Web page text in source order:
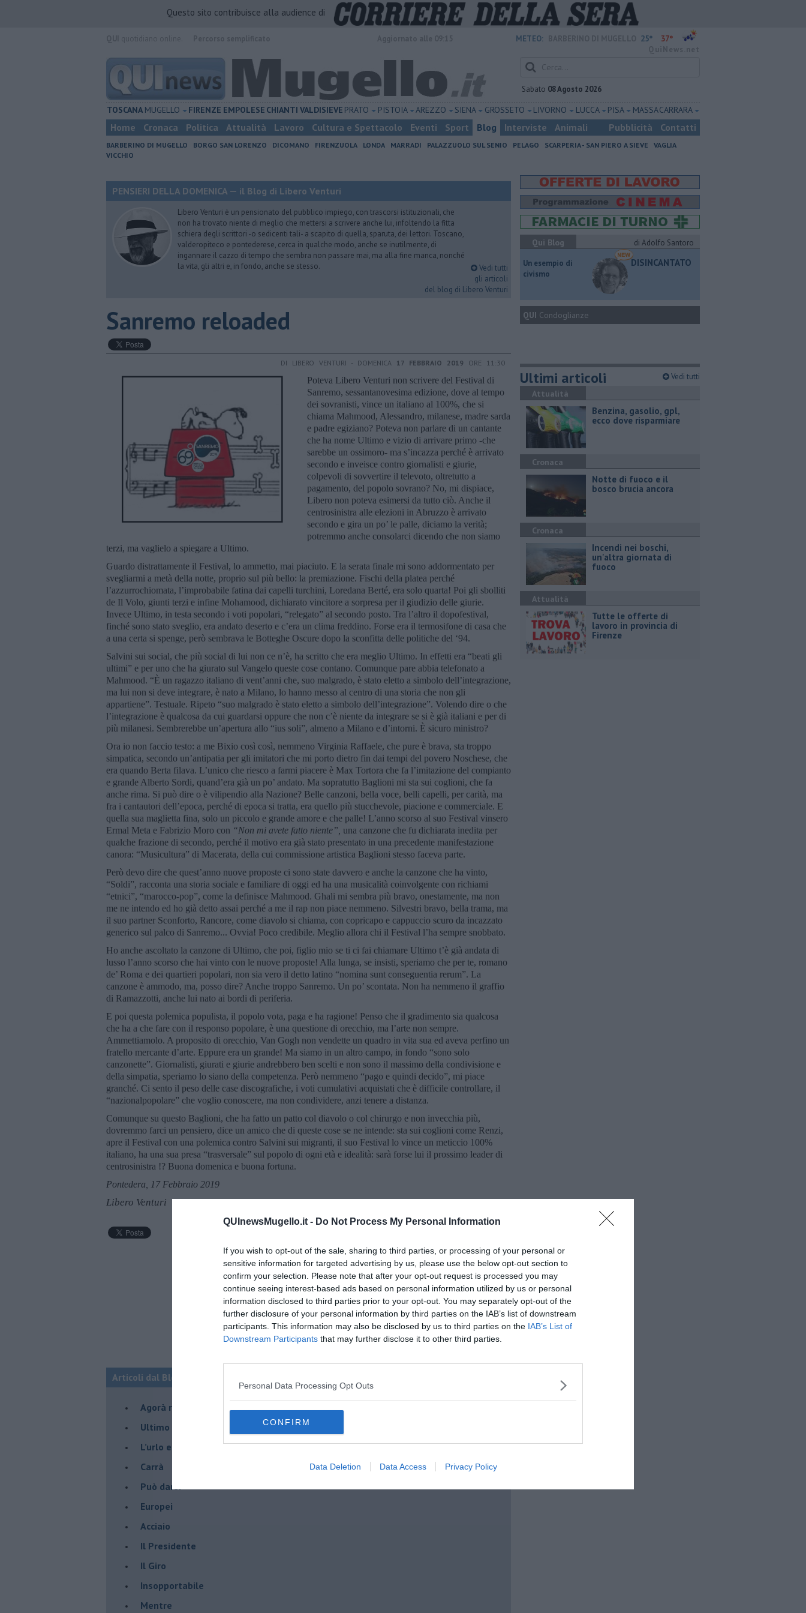
QUInewsMugello.it - Do Not Process My Personal Information
If you wish to opt-out of the sale, sharing to third parties, or processing of your personal or
sensitive information for targeted advertising by us, please use the below opt-out section to
confirm your selection. Please note that after your opt-out request is processed you may
continue seeing interest-based ads based on personal information utilized by us or personal
information disclosed to third parties prior to your opt-out. You may separately opt-out of the
further disclosure of your personal information by third parties on the IAB’s list of downstream
participants. This information may also be disclosed by us to third parties on the IAB’s List of
Downstream Participants that may further disclose it to other third parties.
Personal Data Processing Opt Outs
CONFIRM
Data Deletion Data Access Privacy Policy
Questo sito contribuisce alla audience di
METEO: 25° 37°
Sabato 08 Agosto 2026
TOSCANA MUGELLO FIRENZE EMPOLESE CHIANTI VALDISIEVE PRATO PISTOIA AREZZO SIENA GROSSETO LIVORNO LUCCA PISA MASSA CARRARA
Home Cronaca Politica Attualità Lavoro Cultura e Spettacolo Eventi Sport Blog Interviste Animali Pubblicità Contatti
BARBERINO DI MUGELLO BORGO SAN LORENZO DICOMANO FIRENZUOLA LONDA MARRADI PALAZZUOLO SUL SENIO PELAGO SCARPERIA - SAN PIERO A SIEVE
VAGLIA
VICCHIO
PENSIERI DELLA DOMENICA — il Blog di Libero Venturi
Libero Venturi è un pensionato del pubblico impiego, con trascorsi istituzionali, che
non ha trovato niente di meglio che mettersi a scrivere anche lui, infoltendo la fitta
schiera degli scrittori -o sedicenti tali- a scapito di quella, sparuta, dei lettori. Toscano,
valderopiteco e pontederese, cerca in qualche modo, anche se inutilmente, di
ingannare il cazzo di tempo che sembra non passare mai, ma alla fine manca, nonché
la vita, gli altri e, in fondo, anche se stesso.
Vedi tutti
gli articoli
del blog di Libero Venturi
Sanremo reloaded
DI LIBERO VENTURI - DOMENICA 17 FEBBRAIO 2019 ORE 11:30
Poteva Libero Venturi non scrivere del Festival di
Sanremo, sessantanovesima edizione, dove al tempo
dei sovranisti, vince un italiano al 100%, che si
chiama Mahmood, Alessandro, milanese, madre sarda
e padre egiziano? Poteva non parlare di un cantante
che ha nome Ultimo e vizio di arrivare primo -che
sarebbe un ossimoro- ma s’incazza perché è arrivato
secondo e inveisce contro giornalisti e giurie,
colpevoli di sovvertire il televoto, oltretutto a
pagamento, del popolo sovrano? No, mi dispiace,
Libero non poteva esimersi da tutto ciò. Anche il
centrosinistra alle elezioni in Abruzzo è arrivato
secondo e gira un po’ le palle, diciamo la verità;
potremmo anche consolarci dicendo che non siamo
terzi, ma vaglielo a spiegare a Ultimo.
Guardo distrattamente il Festival, lo ammetto, mai piaciuto. E la serata finale mi sono addormentato per
svegliarmi a metà della notte, proprio sul più bello: la premiazione. Fischi della platea perché
l’azzurrochiomata, l’improbabile fatina dai capelli turchini, Loredana Berté, era solo quarta! Poi gli sbolliti
de Il Volo, giunti terzi e infine Mohamood, dichiarato vincitore a sorpresa per il giudizio delle giurie.
Invece Ultimo, in testa secondo i voti popolari, “relegato” al secondo posto. Tra l’altro il dopofestival,
finché sono stato sveglio, era andato deserto e c’era un clima freddino. Forse era il termosifone di casa che
a una certa si spenge, però sembrava le Botteghe Oscure dopo la sconfitta delle politiche del ‘94.
Salvini sui social, che più social di lui non ce n’è, ha scritto che era meglio Ultimo. In effetti era “beati gli
ultimi” e per uno che ha giurato sul Vangelo queste cose contano. Comunque pare abbia telefonato a
Mahmood. “È un ragazzo italiano di vent’anni che, suo malgrado, è stato eletto a simbolo dell’integrazione,
ma lui non si deve integrare, è nato a Milano, lo hanno messo al centro di una storia che non gli
appartiene”. Testuale. Ripeto “suo malgrado è stato eletto a simbolo dell’integrazione”. Volendo dire o che
l’integrazione è qualcosa da cui guardarsi oppure che non c’è niente da integrare se si è già italiani e per di
più milanesi. Sembrerebbe un’apertura allo “ius soli”, almeno a Milano e d’intorni. È sicuro ministro?
Ora io non faccio testo: a me Bixio così così, nemmeno Virginia Raffaele, che pure è brava, sta troppo
simpatica, secondo un’antipatia per gli imitatori che mi porto dietro fin dai tempi del povero Noschese, che
era quando Berta filava. L’unico che riesco a farmi piacere è Max Tortora che fa l’imitazione del compianto
e grande Alberto Sordi, quand’era già un po’ andato. Ma sopratutto Baglioni mi sta sui coglioni, che fa
anche rima. Si può dire o è vilipendio alla Nazione? Belle canzoni, bella voce, belli capelli, per carità, ma
fra i cantautori dell’epoca, perché di epoca si tratta, era quello più stucchevole, piacione e commerciale. E
quella sua maglietta fina, solo un piccolo e grande amore e che palle! L’anno scorso al suo Festival vinsero
Ermal Meta e Fabrizio Moro con “Non mi avete fatto niente”, una canzone che fu dichiarata inedita per
qualche frazione di secondo, perché il motivo era già stato presentato in una precedente manifestazione
canora: “Musicultura” di Macerata, della cui commissione artistica Baglioni stesso faceva parte.
Però devo dire che quest’anno nuove proposte ci sono state davvero e anche la canzone che ha vinto,
“Soldi”, racconta una storia sociale e familiare di oggi ed ha una musicalità coinvolgente con richiami
“etnici”, “marocco-pop”, come la definisce Mahmood. Ghali mi sembra più bravo, onestamente, ma non
me ne intendo ed ho già detto assai perché a me il rap non piace nemmeno. Silvestri bravo, bella trama, ma
il suo partner Sconforto, Rancore, come diavolo si chiama, con copricapo e cappuccio scuro da incazzato
generico sul palco di Sanremo... Ovvia! Poco credibile. Meglio allora chi il Festival l’ha sempre snobbato.
Ho anche ascoltato la canzone di Ultimo, che poi, figlio mio se ti ci fai chiamare Ultimo t’è già andata di
lusso l’anno scorso che hai vinto con le nuove proposte! Alla lunga, se insisti, speriamo che per te, romano
de’ Roma e dei quartieri popolari, non sia vero il detto latino “nomina sunt conseguentia rerum”. La
canzone è ammodo, ma, posso dire? Anche troppo Sanremo. Un po’ scontata. Non ha nemmeno il graffio
di Ramazzotti, anche lui nato ai bordi di periferia.
E poi questa polemica populista, il popolo vota, paga e ha ragione! Penso che il gradimento sia qualcosa
che ha a che fare con il responso popolare, è una questione di orecchio, ma l’arte non sempre.
Ammettiamolo. A proposito di orecchio, Van Gogh non vendette un quadro in vita sua ed aveva perfino un
fratello mercante d’arte. Eppure era un grande! Ma siamo in un altro campo, in fondo “sono solo
canzonette”. Giornalisti, giurati e giurie andrebbero ben scelti e non sono il massimo della condivisione e
della simpatia, speriamo lo siano della competenza. Però nemmeno “pago e quindi decido”, mi piace
granché. Ci sento il peso delle case discografiche, i voti cumulativi acquistati che è difficile controllare, il
“nazionalpopolare” che voglio conoscere, ma non condividere, anzi tenere a distanza.
Comunque su questo Baglioni, che ha fatto un patto col diavolo o col chirurgo e non invecchia più,
dovremmo farci un pensiero, dice un amico che di queste cose se ne intende: sta sui coglioni come Renzi,
apre il Festival con una polemica contro Salvini sui migranti, il suo Festival lo vince un meticcio 100%
italiano, ha una sua presa “trasversale” sul popolo di ogni età e idealità: sarà forse lui il prossimo leader di
centrosinistra !? Buona domenica e buona fortuna.
Pontedera, 17 Febbraio 2019
Libero Venturi
Articoli dal Blog “Pensieri della domenica” di Libero Venturi
​Agorà reloaded
Ultimo
​L’urlo e gli inglesi
Carrà
Può darsi
Europei
Acciaio
Il Presidente
​Il Giro
Insopportabile
​Mentre
Qui Blog
di Adolfo Santoro
​Un esempio di
civismo
DISINCANTATO
QUI Condoglianze
Ultimi articoli Vedi tutti
Attualità
​Benzina, gasolio, gpl,
ecco dove risparmiare
Cronaca
Notte di fuoco e il
bosco brucia ancora
Cronaca
Incendi nei boschi,
un'altra giornata di
fuoco
Attualità
​Tutte le offerte di
lavoro in provincia di
Firenze